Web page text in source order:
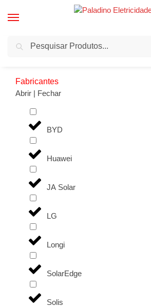
Início Produtos etiquetados com “1x6mm2”
Fabricantes
Abrir | Fechar
BYD
Huawei
JA Solar
LG
Longi
SolarEdge
Solis